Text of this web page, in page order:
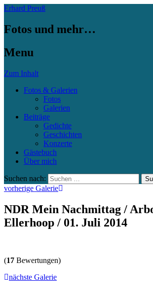
Erhard Preuß
Fotos und mehr…
Menu
Zum Inhalt
Fotos & Galerien
Fotos
Galerien
Beiträge
Gedichte
Geschichten
Konzerte
Gästebuch
Über mich
Suchen nach:
vorherige Galerie
NDR Mein Nachmittag /
Ellerhoop / 01. Juli 2014
(17 Bewertungen)
nächste Galerie